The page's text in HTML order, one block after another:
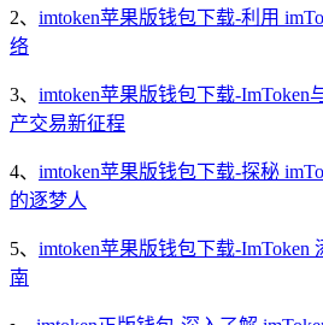
2、 imtoken苹果版钱包下载-利用
络
3、 imtoken苹果版钱包下载-ImToken
产交易新征程
4、 imtoken苹果版钱包下载-探秘
的逐梦人
5、 imtoken苹果版钱包下载-
南